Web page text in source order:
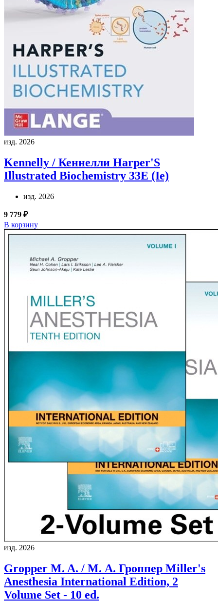
изд. 2026
Kennelly / Кеннелли Harper'S
Illustrated Biochemistry 33E (Ie)
изд. 2026
9 779 ₽
В корзину
изд. 2026
Gropper M. A. / М. А. Гроппер Miller's
Anesthesia International Edition, 2
Volume Set - 10 ed.